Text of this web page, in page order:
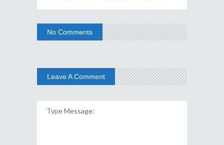
No Comments
Leave A Comment